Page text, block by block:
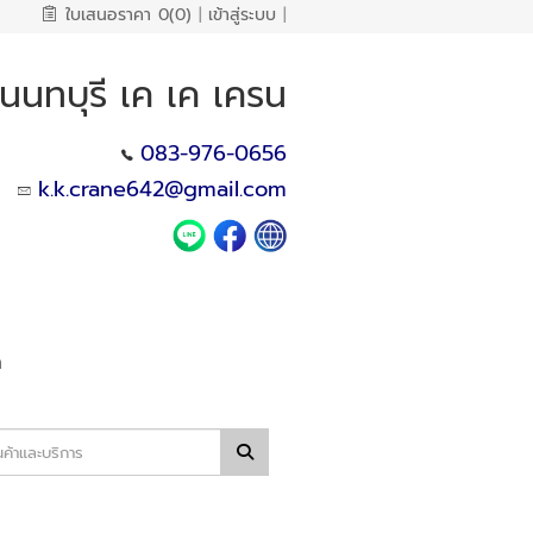
ใบเสนอราคา 0(0) | เข้าสู่ระบบ |
นทบุรี เค เค เครน
083-976-0656
k.k.crane642@gmail.com